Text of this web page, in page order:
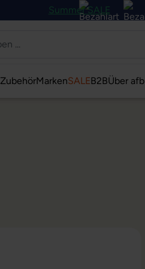
Summer SALE
ZubehörMarkenSALEB2BÜber afb